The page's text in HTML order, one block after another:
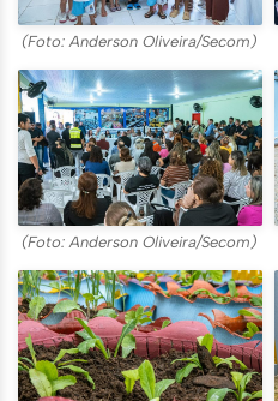
(Foto: Anderson Oliveira/Secom)
(Foto: Anderson Oliveira/Secom)